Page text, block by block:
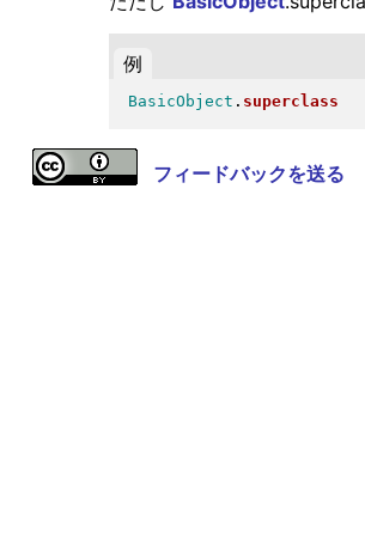
例
BasicObject . superclass
フィードバックを送る